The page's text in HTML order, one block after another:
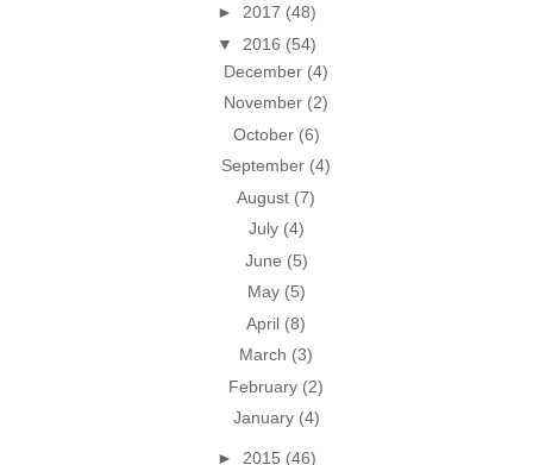
► 2017 (48)
▼ 2016 (54)
December (4)
November (2)
October (6)
September (4)
August (7)
July (4)
June (5)
May (5)
April (8)
March (3)
February (2)
January (4)
► 2015 (46)